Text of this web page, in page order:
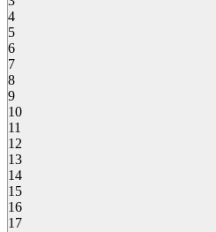
4
5
6
7
8
9
10
11
12
13
14
15
16
17